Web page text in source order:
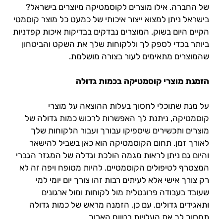
של החברה. אילו מוצרים לקוסמטיקה מיוצרים בישראל?
בישראל ניתן למצוא ייצור איכותי של כמעט כל מוצר קוסמטי
הקיים היום בשוק. המוצרים נבדקים בבדיקות איכות קפדניות
ביותר בכדי לספק לך וללקוחות שלך את השקט והביטחון
שהמוצרים מתאימים לעור בצורה מושלמת.
הזמנת מוצרי קוסמטיקה בכמות גדולה
על מנת שתוכלי לחסוך בעלות ההוצאה על מוצרי
קוסמטיקה, ניתנת לך האפשרות לרכוש כמות גדולה של
מוצרים ותכשירים שיספיקו עבורך ועבור הלקוחות שלך
לאורך זמן. תחום הקוסמטיקה הוא כאן בשביל להישאר
והיום גם ניתן לראות מגמה הולכת וגדלה של המגזר הגברי
המצטרף לטיפולים הקוסמטיים. להיות מטופח ויפה זה לא
רק צורך אישי אלא לעיתים רבות זהו צורך יום יומי למי
שעובד בעבודה פרונטלית מול לקוחות ומול ארגונים
ותאגידים גדולים. עם כן, הזמנה מראש של כמות גדולה
תחסוך לך את העלויות בטווח הארוך.